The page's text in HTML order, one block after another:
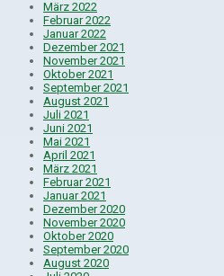
März 2022
Februar 2022
Januar 2022
Dezember 2021
November 2021
Oktober 2021
September 2021
August 2021
Juli 2021
Juni 2021
Mai 2021
April 2021
März 2021
Februar 2021
Januar 2021
Dezember 2020
November 2020
Oktober 2020
September 2020
August 2020